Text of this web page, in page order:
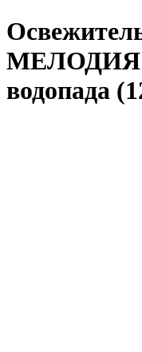
МЕЛОДИЯ
водопада